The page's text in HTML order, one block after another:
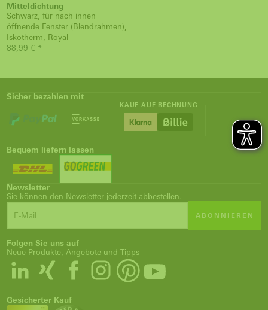
Mitteldichtung
Schwarz, für nach innen
öffnende Fenster (Blendrahmen),
Iskotherm, Royal
88,99 € *
Sicher bezahlen mit
KAUF AUF RECHNUNG
Bequem liefern lassen
Newsletter
Sie können den Newsletter jederzeit abbestellen.
ABONNIEREN
Folgen Sie uns auf
Neue Produkte, Angebote und Tipps
Gesicherter Kauf